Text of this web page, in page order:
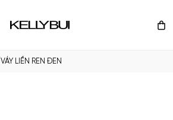
VÁY LIỀN REN ĐEN